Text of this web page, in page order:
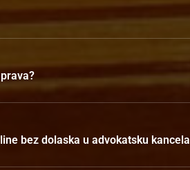
bez dolaska u advokatsku